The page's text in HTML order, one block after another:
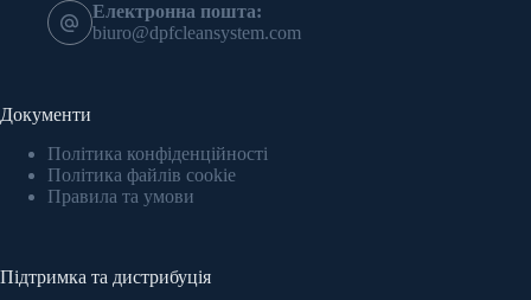
Електронна пошта:
biuro@dpfcleansystem.com
Документи
Політика конфіденційності
Політика файлів cookie
Правила та умови
Підтримка та дистрибуція